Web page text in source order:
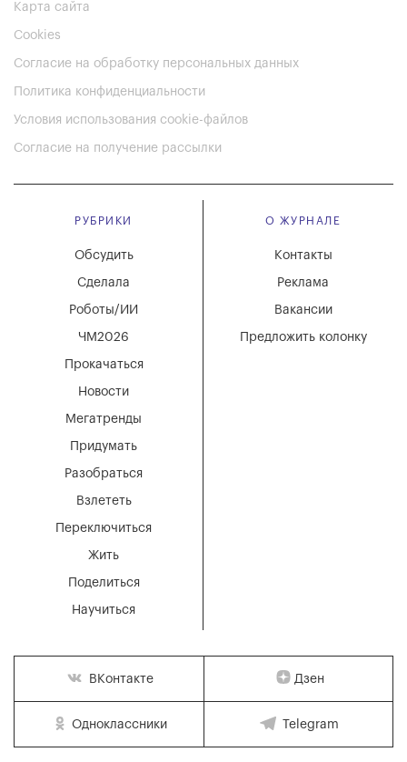
Карта сайта
Cookies
Согласие на обработку персональных данных
Политика конфиденциальности
Условия использования cookie-файлов
Согласие на получение рассылки
РУБРИКИ
Мегатренды
Придумать
Разобраться
Взлететь
Новости
Переключиться
Жить
Поделиться
Научиться
Обсудить
Сделала
Роботы/ИИ
ЧМ2026
Прокачаться
О ЖУРНАЛЕ
Вакансии
Реклама
Контакты
Предложить колонку
ВКонтакте Дзен
Одноклассники Telegram